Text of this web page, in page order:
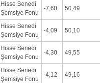
Hisse Senedi
Şemsiye Fonu
-7,60 50,49
Hisse Senedi
Şemsiye Fonu
-4,09 50,10
Hisse Senedi
Şemsiye Fonu
-4,30 49,55
Hisse Senedi
Şemsiye Fonu
-4,12 49,16